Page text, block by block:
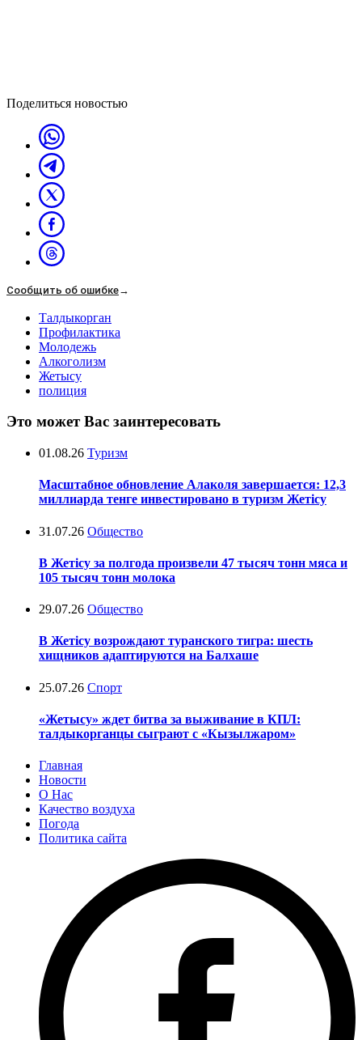
Поделиться новостью
Сообщить об ошибке→
Талдыкорган
Профилактика
Молодежь
Алкоголизм
Жетысу
полиция
Это может Вас заинтересовать
01.08.26 Туризм
Масштабное обновление Алаколя завершается: 12,3
миллиарда тенге инвестировано в туризм Жетісу
31.07.26 Общество
В Жетісу за полгода произвели 47 тысяч тонн мяса и
105 тысяч тонн молока
29.07.26 Общество
В Жетісу возрождают туранского тигра: шесть
хищников адаптируются на Балхаше
25.07.26 Спорт
«Жетысу» ждет битва за выживание в КПЛ:
талдыкорганцы сыграют с «Кызылжаром»
Главная
Новости
О Нас
Качество воздуха
Погода
Политика сайта